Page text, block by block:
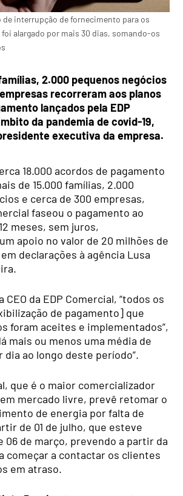
de interrupção de fornecimento para os
alargado por mais 30 dias, somando-os
2.000 pequenos negócios
recorreram aos planos
lançados pela EDP
da pandemia de covid-19,
executiva da empresa.
18.000 acordos de pagamento
de 15.000 famílias, 2.000
e cerca de 300 empresas,
faseou o pagamento ao
meses, sem juros,
apoio no valor de 20 milhões de
declarações à agência Lusa
CEO da EDP Comercial, “todos os
de pagamento] que
foram aceites e implementados”,
mais ou menos uma média de
dia ao longo deste período”.
que é o maior comercializador
mercado livre, prevê retomar o
de energia por falta de
de 01 de julho, que esteve
06 de março, prevendo a partir da
começar a contactar os clientes
em atraso.